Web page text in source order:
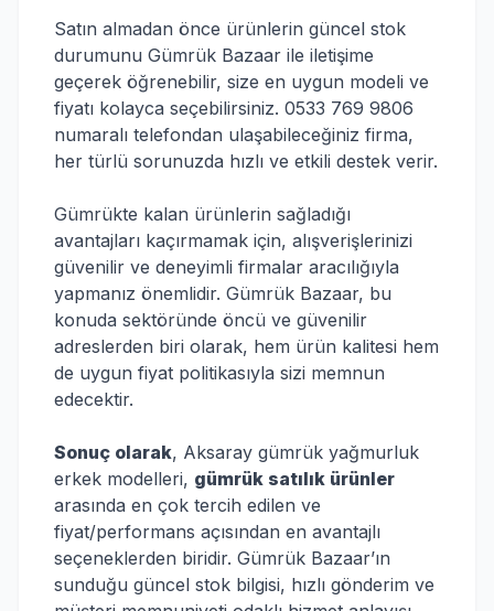
Satın almadan önce ürünlerin güncel stok
durumunu Gümrük Bazaar ile iletişime
geçerek öğrenebilir, size en uygun modeli ve
fiyatı kolayca seçebilirsiniz. 0533 769 9806
numaralı telefondan ulaşabileceğiniz firma,
her türlü sorunuzda hızlı ve etkili destek verir.
Gümrükte kalan ürünlerin sağladığı
avantajları kaçırmamak için, alışverişlerinizi
güvenilir ve deneyimli firmalar aracılığıyla
yapmanız önemlidir. Gümrük Bazaar, bu
konuda sektöründe öncü ve güvenilir
adreslerden biri olarak, hem ürün kalitesi hem
de uygun fiyat politikasıyla sizi memnun
edecektir.
Sonuç olarak, Aksaray gümrük yağmurluk
erkek modelleri, gümrük satılık ürünler
arasında en çok tercih edilen ve
fiyat/performans açısından en avantajlı
seçeneklerden biridir. Gümrük Bazaar’ın
sunduğu güncel stok bilgisi, hızlı gönderim ve